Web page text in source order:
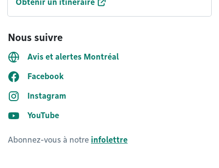
Obtenir un itinéraire
Nous suivre
Avis et alertes Montréal
Facebook
Instagram
YouTube
Abonnez-vous à notre infolettre